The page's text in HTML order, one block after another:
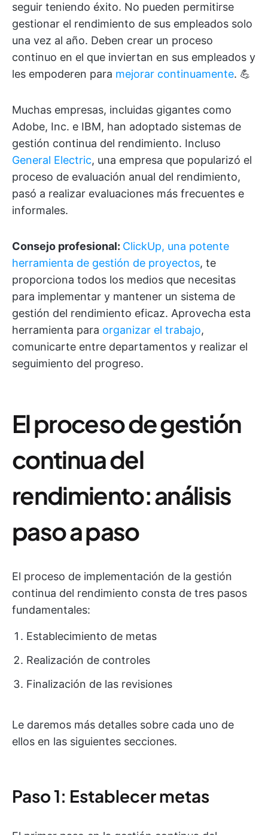
seguir teniendo éxito. No pueden permitirse
gestionar el rendimiento de sus empleados solo
una vez al año. Deben crear un proceso
continuo en el que inviertan en sus empleados y
les empoderen para mejorar continuamente. 💪
Muchas empresas, incluidas gigantes como
Adobe, Inc. e IBM, han adoptado sistemas de
gestión continua del rendimiento. Incluso
General Electric, una empresa que popularizó el
proceso de evaluación anual del rendimiento,
pasó a realizar evaluaciones más frecuentes e
informales.
Consejo profesional: ClickUp, una potente
herramienta de gestión de proyectos, te
proporciona todos los medios que necesitas
para implementar y mantener un sistema de
gestión del rendimiento eficaz. Aprovecha esta
herramienta para organizar el trabajo,
comunicarte entre departamentos y realizar el
seguimiento del progreso.
El proceso de gestión
continua del
rendimiento: análisis
paso a paso
El proceso de implementación de la gestión
continua del rendimiento consta de tres pasos
fundamentales:
Establecimiento de metas
Realización de controles
Finalización de las revisiones
Le daremos más detalles sobre cada uno de
ellos en las siguientes secciones.
Paso 1: Establecer metas